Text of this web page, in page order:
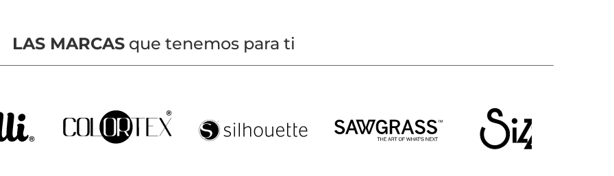
LAS MARCASque tenemos para ti